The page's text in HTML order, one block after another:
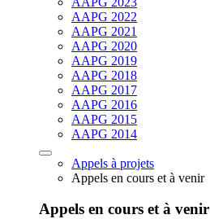
AAPG 2022
AAPG 2021
AAPG 2020
AAPG 2019
AAPG 2018
AAPG 2017
AAPG 2016
AAPG 2015
AAPG 2014
Appels à projets
Appels en cours et à venir
Appels en cours et à venir